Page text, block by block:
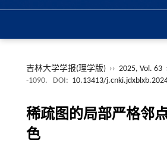
吉林大学学报(理学版) ›› 2025, Vol. 63
-1090.
DOI: 10.13413/
稀疏图的局部严格邻
色